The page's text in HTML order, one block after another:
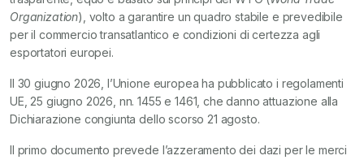
Organization), volto a garantire un quadro stabile e prevedibile
per il commercio transatlantico e condizioni di certezza agli
esportatori europei.
Il 30 giugno 2026, l’Unione europea ha pubblicato i regolamenti
UE, 25 giugno 2026, nn. 1455 e 1461, che danno attuazione alla
Dichiarazione congiunta dello scorso 21 agosto.
Il primo documento prevede l’azzeramento dei dazi per le merci